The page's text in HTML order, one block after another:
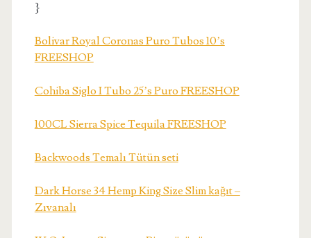
}
Bolivar Royal Coronas Puro Tubos 10’s
FREESHOP
Cohiba Siglo I Tubo 25’s Puro FREESHOP
100CL Sierra Spice Tequila FREESHOP
Backwoods Temalı Tütün seti
Dark Horse 34 Hemp King Size Slim kağıt –
Zıvanalı